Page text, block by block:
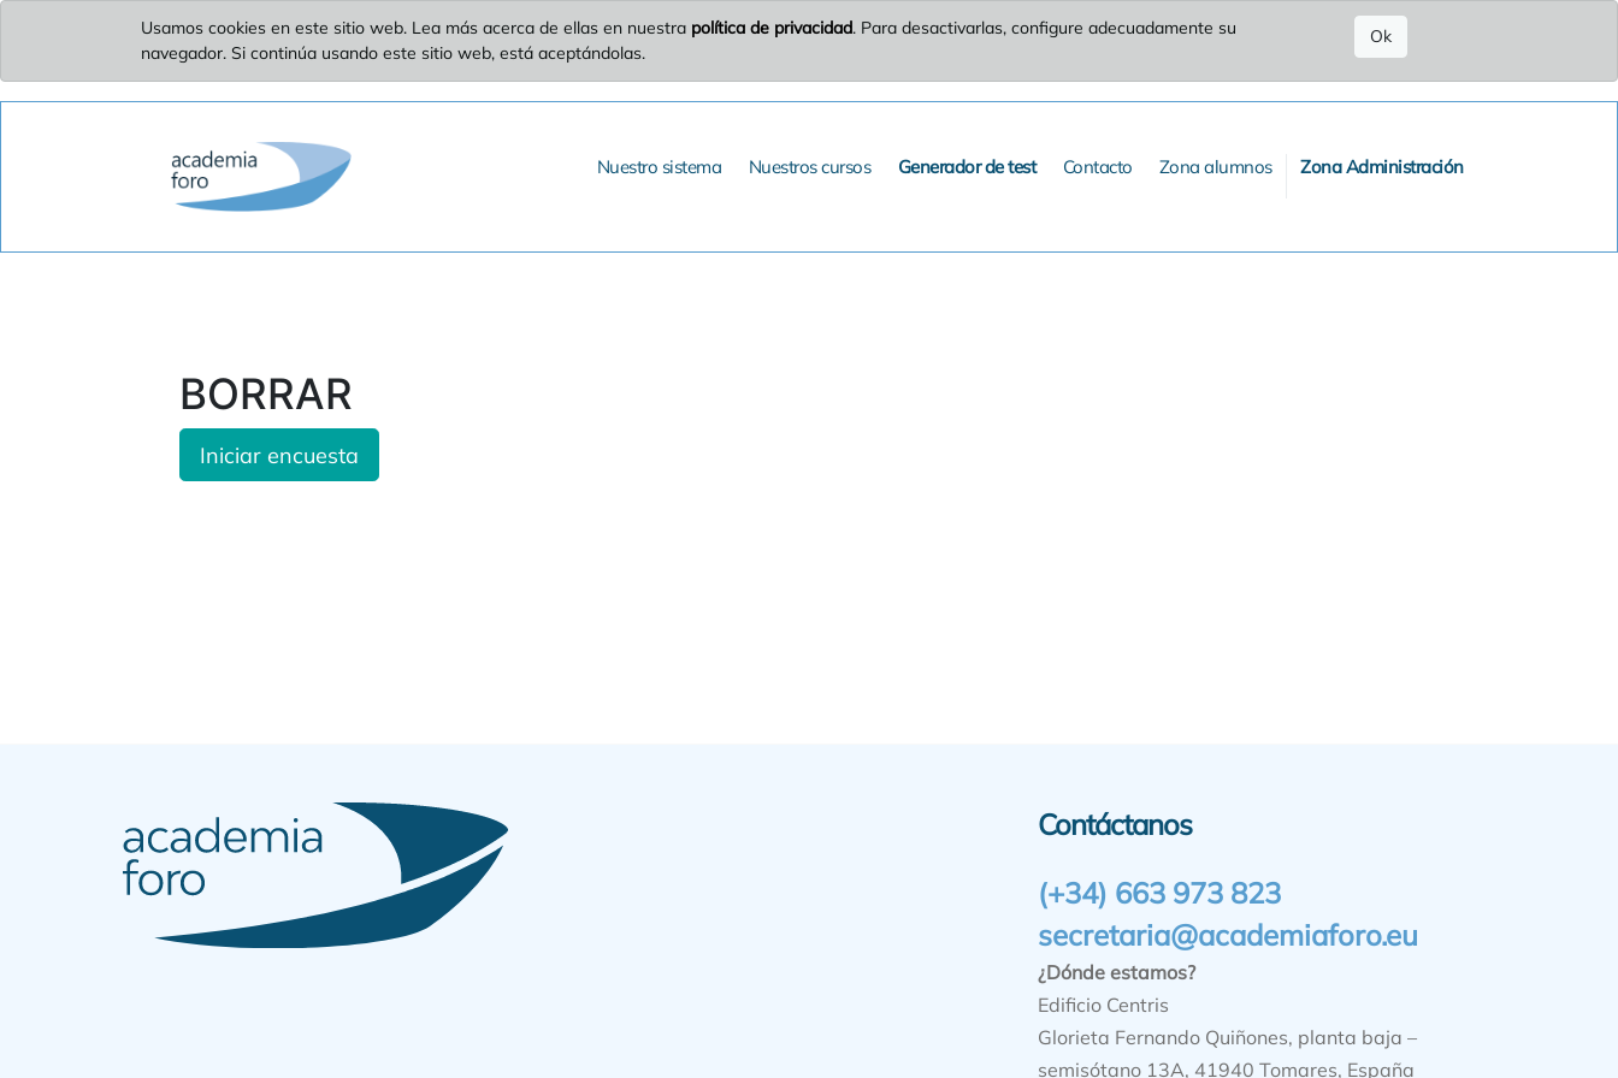
Usamos cookies en este sitio web. Lea más acerca de ellas en nuestra política de privacidad. Para desactivarlas, configure adecuadamente su
navegador. Si continúa usando este sitio web, está aceptándolas.
Ok
Nuestro sistema Nuestros cursos Generador de test Contacto Zona alumnos Zona Administración
BORRAR
Iniciar encuesta
Contáctanos
(+34) 663 973 823
secretaria@academiaforo.eu
¿Dónde estamos?
Edificio Centris
Glorieta Fernando Quiñones, planta baja –
semisótano 13A, 41940 Tomares, España